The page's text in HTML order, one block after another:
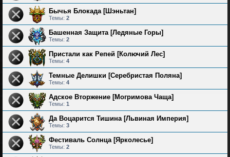
Бычья Блокада [Шэньтан]
Темы: 2
Башенная Защита [Ледяные Горы]
Темы: 2
Пристали как Репей [Колючий Лес]
Темы: 4
Темные Делишки [Серебристая Поляна]
Темы: 4
Адское Вторжение [Могримова Чаща]
Темы: 1
Да Воцарится Тишина [Львиная Империя]
Темы: 3
Фестиваль Солнца [Ярколесье]
Темы: 2